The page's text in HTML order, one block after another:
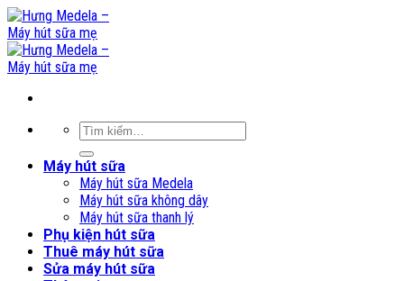
Skip
to
content
Tìm
kiếm:
Máy hút sữa
Máy hút sữa Medela
Máy hút sữa không dây
Máy hút sữa thanh lý
Phụ kiện hút sữa
Thuê máy hút sữa
Sửa máy hút sữa